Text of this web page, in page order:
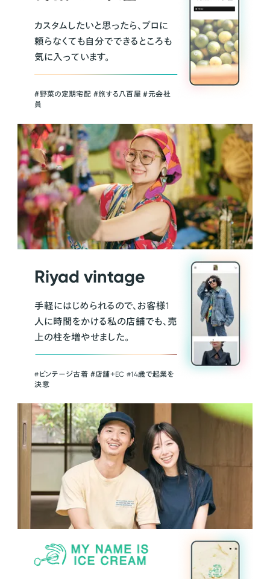
カスタムしたいと思ったら、プロに
頼らなくても自分でできるところも
気に入っています。
＃野菜の定期宅配 ＃旅する八百屋 ＃元会社
員
Riyad vintage
手軽にはじめられるので、お客様1
人に時間をかける私の店舗でも、売
上の柱を増やせました。
#ビンテージ古着 ＃店舗＋EC #14歳で起業を
決意